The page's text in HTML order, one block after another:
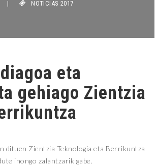
| NOTICIAS 2017
eta
gehiago Zientzia
dituen Zientzia Teknologia eta Berrikuntza
inongo zalantzarik gabe.